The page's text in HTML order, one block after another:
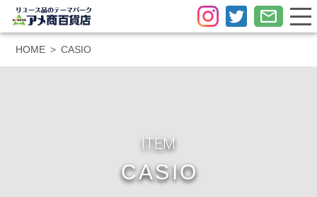
HOME CASIO
ITEM
CASIO